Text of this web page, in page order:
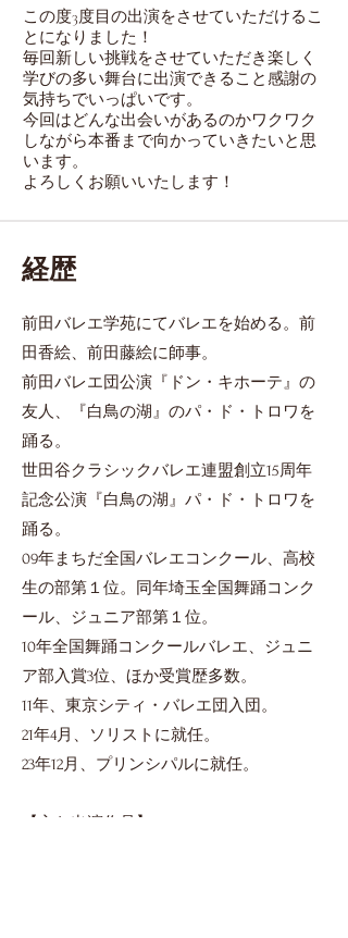
この度3度目の出演をさせていただけるこ
とになりました！
毎回新しい挑戦をさせていただき楽しく
学びの多い舞台に出演できること感謝の
気持ちでいっぱいです。
今回はどんな出会いがあるのかワクワク
しながら本番まで向かっていきたいと思
います。
よろしくお願いいたします！
経歴
前田バレエ学苑にてバレエを始める。前
田香絵、前田藤絵に師事。
前田バレエ団公演『ドン・キホーテ』の
友人、『白鳥の湖』のパ・ド・トロワを
踊る。
世田谷クラシックバレエ連盟創立15周年
記念公演『白鳥の湖』パ・ド・トロワを
踊る。
09年まちだ全国バレエコンクール、高校
生の部第１位。同年埼玉全国舞踊コンク
ール、ジュニア部第１位。
10年全国舞踊コンクールバレエ、ジュニ
ア部入賞3位、ほか受賞歴多数。
11年、東京シティ・バレエ団入団。
21年4月、ソリストに就任。
23年12月、プリンシパルに就任。
【主な出演作品】